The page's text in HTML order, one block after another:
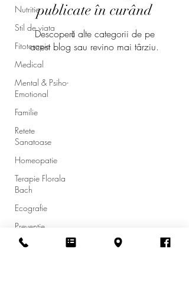
Nutritie
Stil de viata
Fitoterapie
Medical
Mental & Psiho-
Emotional
Familie
Retete
Sanatoase
Homeopatie
Terapie Florala
Bach
Ecografie
Preventie
Aromaterapie
publicate în curând
Descoperă alte categorii de pe
acest blog sau revino mai târziu.